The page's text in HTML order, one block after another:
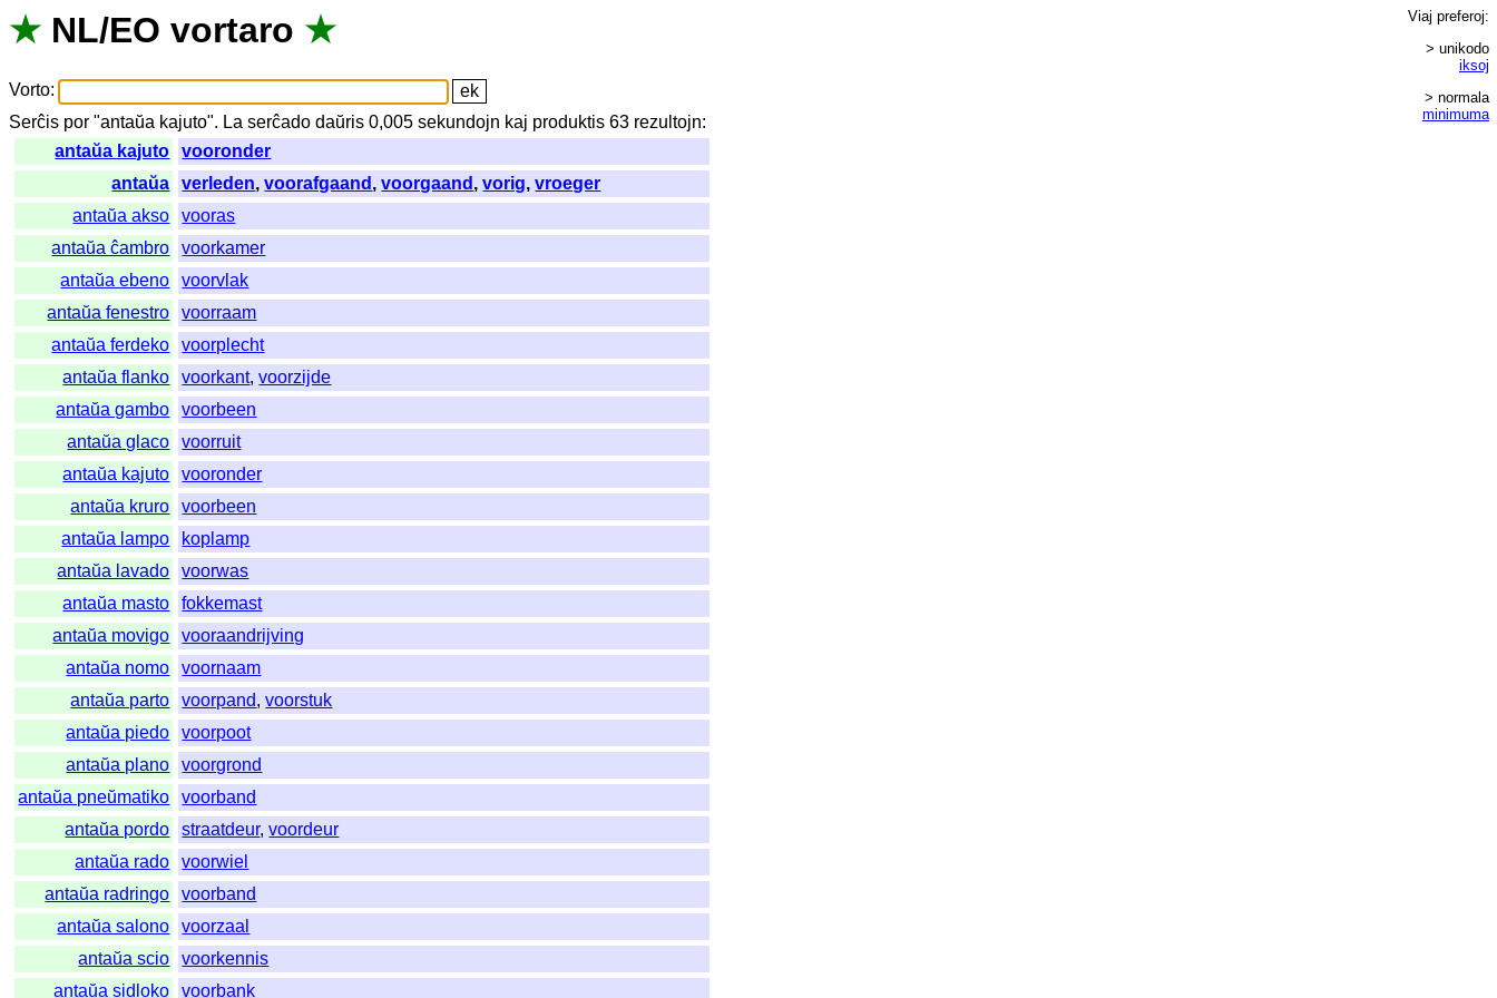
★ NL/EO vortaro ★
Vorto:
Serĉis por "antaŭa kajuto". La serĉado daŭris 0,005sekundojn kaj produktis 63 rezultojn:
antaŭa kajuto
vooronder
antaŭa
verleden,voorafgaand ,voorgaand ,vorig,vroeger
antaŭa akso
vooras
antaŭa ĉambro
voorkamer
antaŭa ebeno
voorvlak
antaŭa fenestro
voorraam
antaŭa ferdeko
voorplecht
antaŭa flanko
voorkant,voorzijde
antaŭa gambo
voorbeen
antaŭa glaco
voorruit
antaŭa kajuto
vooronder
antaŭa kruro
voorbeen
antaŭa lampo
koplamp
antaŭa lavado
voorwas
antaŭa masto
fokkemast
antaŭa movigo
vooraandrijving
antaŭa nomo
voornaam
antaŭa parto
voorpand,voorstuk
antaŭa piedo
voorpoot
antaŭa plano
voorgrond
antaŭa pneŭmatiko
voorband
antaŭa pordo
straatdeur,voordeur
antaŭa rado
voorwiel
antaŭa radringo
voorband
antaŭa salono
voorzaal
antaŭa scio
voorkennis
antaŭa sidloko
voorbank
Viaj preferoj:
> unikodo
iksoj
> normala
minimuma